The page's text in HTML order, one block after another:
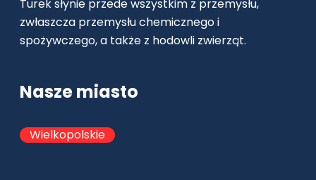
Turek słynie przede wszystkim z przemysłu,
zwłaszcza przemysłu chemicznego i
spożywczego, a także z hodowli zwierząt.
Nasze miasto
Wielkopolskie